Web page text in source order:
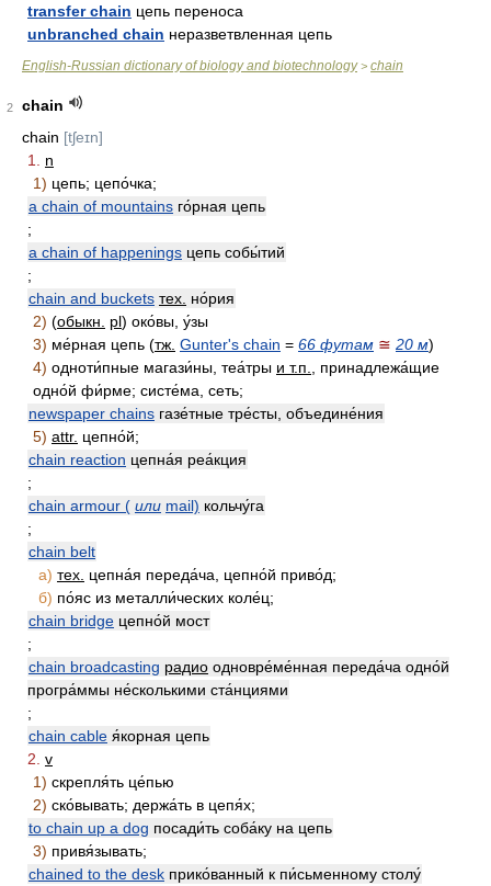
transfer chain цепь переноса
unbranched chain неразветвленная цепь
English-Russian dictionary of biology and biotechnology> chain
2
chain
chain [tʃeɪn]
1.
n
1) цепь; цепо́чка;
a chain of mountains го́рная цепь
;
a chain of happenings цепь собы́тий
;
chain and buckets тех. но́рия
2) (обыкн. pl) око́вы, у́зы
3) ме́рная цепь (тж. Gunter's chain = 66 футам ≅ 20 м)
4) одноти́пные магази́ны, теа́тры и т.п.
, принадлежа́щие
одно́й фи́рме; систе́ма, сеть;
newspaper chains газе́тные тре́сты, объедине́ния
5) attr. цепно́й;
chain reaction цепна́я реа́кция
;
chain armour ( или mail) кольчу́га
;
chain belt
а) тех. цепна́я переда́ча, цепно́й приво́д;
б) по́яс из металли́ческих коле́ц;
chain bridge цепно́й мост
;
chain broadcasting радио одновре́ме́нная переда́ча одно́й
програ́ммы не́сколькими ста́нциями
;
chain cable я́корная цепь
2. v
1) скрепля́ть це́пью
2) ско́вывать; держа́ть в цепя́х;
to chain up a dog посади́ть соба́ку на цепь
3) привя́зывать;
chained to the desk прико́ванный к пи́сьменному столу́